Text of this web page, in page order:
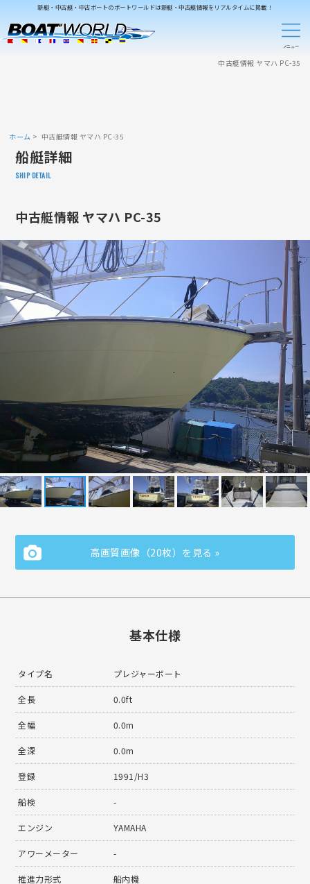
新艇・中古艇・中古ボートのボートワールドは新艇・中古艇情報をリアルタイムに掲載！
中古艇情報 ヤマハ PC-35
ホーム 中古艇情報 ヤマハ PC-35
船艇詳細
SHIP DETAIL
中古艇情報 ヤマハ PC-35
高画質画像（20枚）を見る »
基本仕様
タイプ名 プレジャーボート
全長 0.0ft
全幅 0.0m
全深 0.0m
登録 1991/H3
船検 -
エンジン YAMAHA
アワーメーター -
推進力形式 船内機